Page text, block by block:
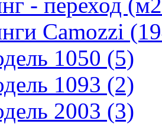
Camozzi
1050 (5)
1093 (2)
2003 (3)